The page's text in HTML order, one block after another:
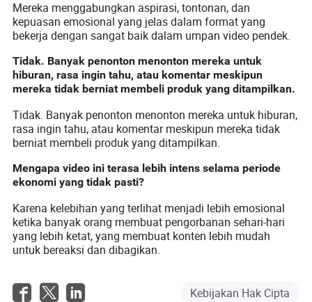
Mereka menggabungkan aspirasi, tontonan, dan
kepuasan emosional yang jelas dalam format yang
bekerja dengan sangat baik dalam umpan video pendek.
Tidak. Banyak penonton menonton mereka untuk
hiburan, rasa ingin tahu, atau komentar meskipun
mereka tidak berniat membeli produk yang ditampilkan.
Tidak. Banyak penonton menonton mereka untuk hiburan,
rasa ingin tahu, atau komentar meskipun mereka tidak
berniat membeli produk yang ditampilkan.
Mengapa video ini terasa lebih intens selama periode
ekonomi yang tidak pasti?
Karena kelebihan yang terlihat menjadi lebih emosional
ketika banyak orang membuat pengorbanan sehari-hari
yang lebih ketat, yang membuat konten lebih mudah
untuk bereaksi dan dibagikan.
Kebijakan Hak Cipta